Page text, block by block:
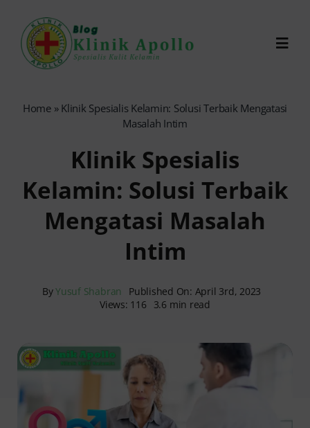
content
Chat Dokter
Reservasi Online
Search
Home» Klinik Spesialis Kelamin: Solusi Terbaik Mengatasi
Masalah Intim
Klinik Spesialis
Kelamin: Solusi Terbaik
Mengatasi Masalah
Intim
ByYusuf Shabran
Published On: April 3rd, 2023
Views: 116
3.6 min read